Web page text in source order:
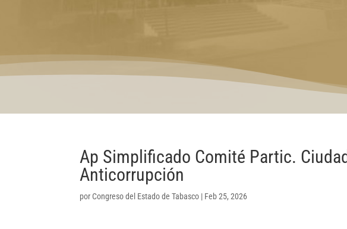
Ap Simplificado Comité Partic.
Anticorrupción
por Congreso del Estado de Tabasco | Feb 25, 2026